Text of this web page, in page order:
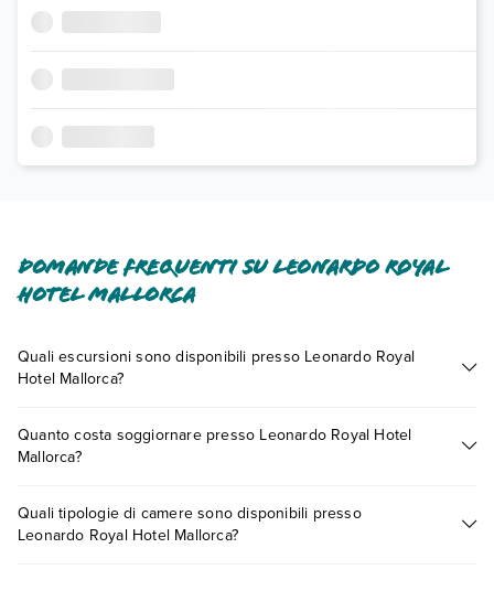
Domande frequenti su Leonardo Royal
Hotel Mallorca
Quali escursioni sono disponibili presso Leonardo Royal
Hotel Mallorca?
presso Leonardo Royal Hotel Mallorca. Scoprile tutte nella
sezione dedicata
Quanto costa soggiornare presso Leonardo Royal Hotel
Mallorca?
base a vari fattori (per es. date, condizioni dell'hotel, ecc). Per
consultare i prezzi, compila il motore di ricerca e scegli
Quali tipologie di camere sono disponibili presso
Leonardo Royal Hotel Mallorca?